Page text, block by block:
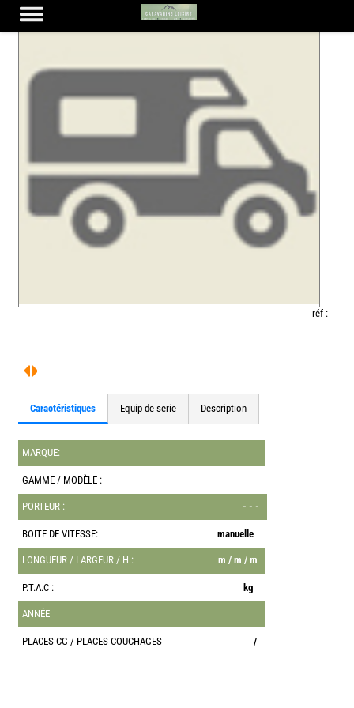
réf :
Caractéristiques Equip de serie Description
MARQUE:
GAMME / MODÈLE :
PORTEUR : - - -
BOITE DE VITESSE: manuelle
LONGUEUR / LARGEUR / H : m / m / m
P.T.A.C : kg
ANNÉE
PLACES CG / PLACES COUCHAGES /